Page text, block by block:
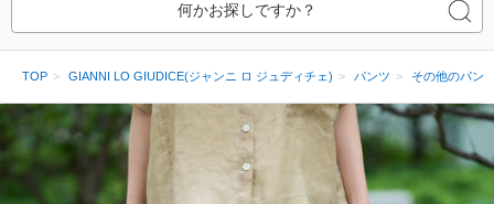
何かお探しですか？
TOP GIANNI LO GIUDICE(ジャンニ ロ ジュディチェ) パンツ その他のパン